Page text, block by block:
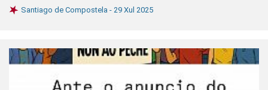
Santiago de Compostela - 29 Xul 2025